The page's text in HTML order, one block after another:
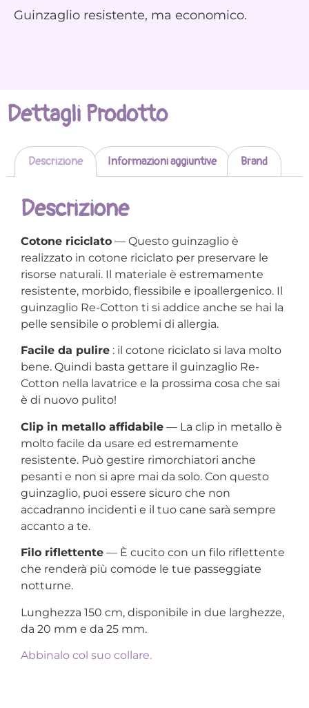
Guinzaglio resistente, ma economico.
Dettagli Prodotto
Descrizione Informazioni aggiuntive Brand
Descrizione
Cotone riciclato — Questo guinzaglio è
realizzato in cotone riciclato per preservare le
risorse naturali. Il materiale è estremamente
resistente, morbido, flessibile e ipoallergenico. Il
guinzaglio Re-Cotton ti si addice anche se hai la
pelle sensibile o problemi di allergia.
Facile da pulire : il cotone riciclato si lava molto
bene. Quindi basta gettare il guinzaglio Re-
Cotton nella lavatrice e la prossima cosa che sai
è di nuovo pulito!
Clip in metallo affidabile — La clip in metallo è
molto facile da usare ed estremamente
resistente. Può gestire rimorchiatori anche
pesanti e non si apre mai da solo. Con questo
guinzaglio, puoi essere sicuro che non
accadranno incidenti e il tuo cane sarà sempre
accanto a te.
Filo riflettente — È cucito con un filo riflettente
che renderà più comode le tue passeggiate
notturne.
Lunghezza 150 cm, disponibile in due larghezze,
da 20 mm e da 25 mm.
Abbinalo col suo collare.